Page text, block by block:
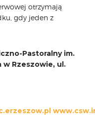
otrzymają
gdy jeden z
Pastoralny im.
w Rzeszowie, ul.